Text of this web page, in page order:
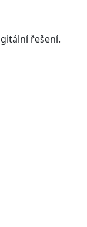
řešení.